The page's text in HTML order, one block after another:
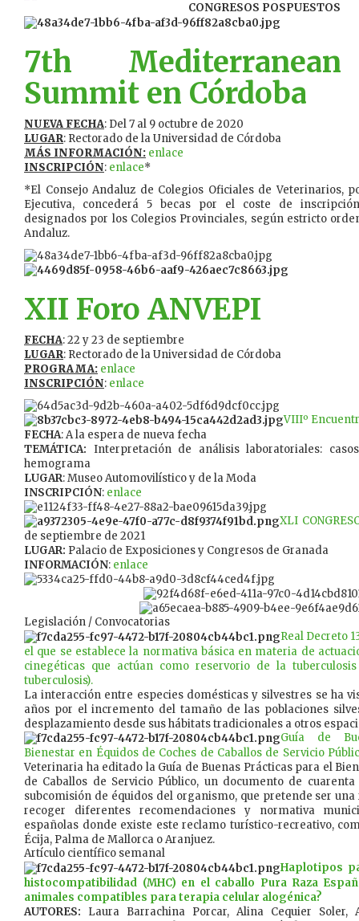
CONGRESOS POSPUESTOS
7th
Summit en Córdoba
NUEVA FECHA: Del 7 al 9 octubre de 2020
LUGAR: Rectorado de la Universidad de Córdoba
MÁS INFORMACIÓN: enlace
INSCRIPCIÓN: enlace*
*El Consejo Andaluz de Colegios Oficiales de Veterinarios,
Ejecutiva, concederá 5 becas por el coste de
designados por los Colegios Provinciales, según estricto
Andaluz.
XII Foro ANVEPI
FECHA: 22 y 23 de septiembre
LUGAR: Rectorado de la Universidad de Córdoba
PROGRAMA: enlace
INSCRIPCIÓN: enlace
VIIIº
FECHA: A la espera de nueva fecha
TEMÁTICA: Interpretación de análisis laboratoriales:
hemograma
LUGAR: Museo Automovilístico y de la Moda
INSCRIPCIÓN: enlace
XLI
de septiembre de 2021
LUGAR: Palacio de Exposiciones y Congresos de Granada
INFORMACIÓN: enlace
Legislación / Convocatorias
Real Decreto
el que se establece la normativa básica en materia de
cinegéticas que actúan como reservorio de la
tuberculosis).
La interacción entre especies domésticas y silvestres se ha
años por el incremento del tamaño de las poblaciones
desplazamiento desde sus hábitats tradicionales a otros
Guía de
Bienestar en Équidos de Coches de Caballos de Servicio
Veterinaria ha editado la Guía de Buenas Prácticas para el
de Caballos de Servicio Público, un documento de
subcomisión de équidos del organismo, que pretende ser
recoger diferentes recomendaciones y normativa
españolas donde existe este reclamo turístico-recreativo,
Écija, Palma de Mallorca o Aranjuez.
Artículo científico semanal
Haplotipos
histocompatibilidad (MHC) en el caballo Pura Raza
animales compatibles para terapia celular alogénica?
AUTORES: Laura Barrachina Porcar, Alina Cequier Soler,